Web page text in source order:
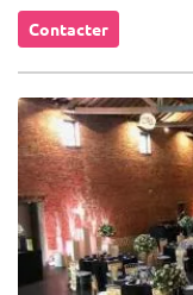
Contacter